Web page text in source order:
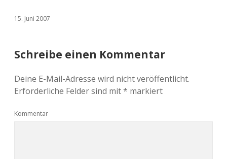
15. Juni 2007
Schreibe einen Kommentar
Deine E-Mail-Adresse wird nicht veröffentlicht.
Erforderliche Felder sind mit* markiert
Kommentar